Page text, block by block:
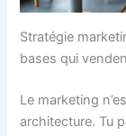
Stratégie
bases qui
Le marketing
architecture. Tu